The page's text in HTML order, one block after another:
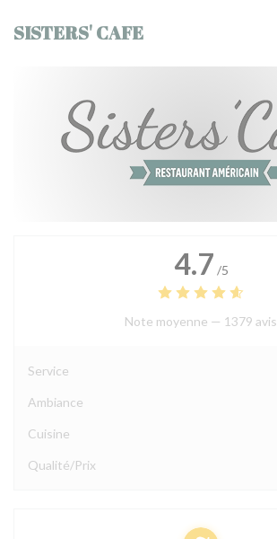
SISTERS' CAFE
4.7 /5
Note moyenne — 1379 avis
Service
Ambiance
Cuisine
Qualité/Prix